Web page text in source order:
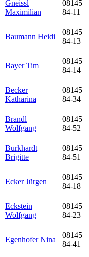
Gneissl
Maximilian
08145
84-11
Baumann Heidi
08145
84-13
Bayer Tim
08145
84-14
Becker
Katharina
08145
84-34
Brandl
Wolfgang
08145
84-52
Burkhardt
Brigitte
08145
84-51
Ecker Jürgen
08145
84-18
Eckstein
Wolfgang
08145
84-23
Egenhofer Nina
08145
84-41